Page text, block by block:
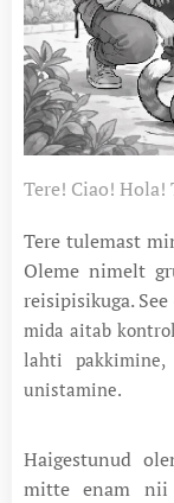
Tere! Ciao! Hola!
Tere tulemast
Oleme nimelt
reisipisikuga.
mida aitab
lahti
unistamine.
Haigestunud
mitte enam nii